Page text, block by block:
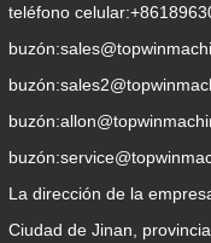
teléfono celular:
buzón:
buzón:
buzón:
buzón:
La dirección de la
Ciudad de Jinan,